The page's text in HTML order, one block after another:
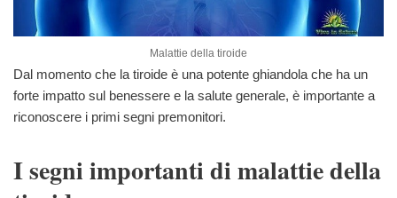
Malattie della tiroide
Dal momento che la tiroide è una potente ghiandola che ha un
forte impatto sul benessere e la salute generale, è importante a
riconoscere i primi segni premonitori.
I segni importanti di malattie della